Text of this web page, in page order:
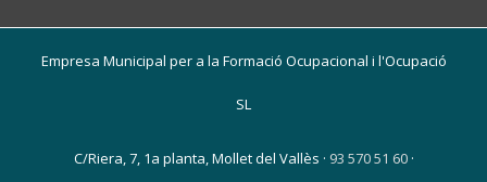
Empresa Municipal per a la Formació Ocupacional i l'Ocupació
SL
C/Riera, 7, 1a planta, Mollet del Vallès · 93 570 51 60·